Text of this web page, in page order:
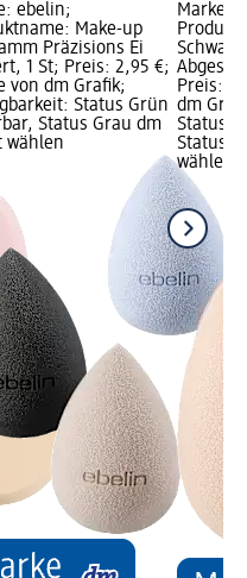
ebelin;
Make-up
Präzisions Ei
1 St; Preis: 2,95 €;
von dm Grafik;
Status Grün
Status Grau dm
wählen
Marke:
Preis:
dm
Status
Status
wählen